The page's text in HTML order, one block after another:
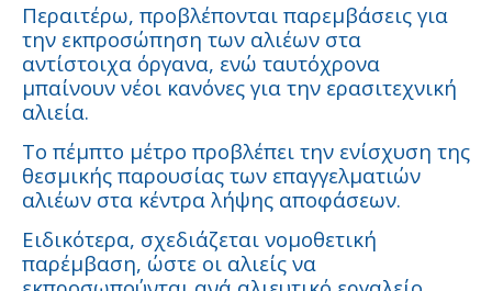
Περαιτέρω, προβλέπονται παρεμβάσεις για
την εκπροσώπηση των αλιέων στα
αντίστοιχα όργανα, ενώ ταυτόχρονα
μπαίνουν νέοι κανόνες για την ερασιτεχνική
αλιεία.
Το πέμπτο μέτρο προβλέπει την ενίσχυση της
θεσμικής παρουσίας των επαγγελματιών
αλιέων στα κέντρα λήψης αποφάσεων.
Ειδικότερα, σχεδιάζεται νομοθετική
παρέμβαση, ώστε οι αλιείς να